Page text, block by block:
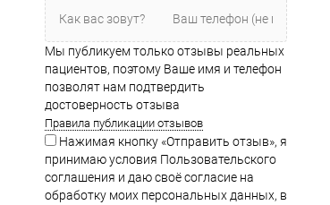
Мы публикуем только отзывы реальных
пациентов, поэтому Ваше имя и телефон
позволят нам подтвердить
достоверность отзыва
Правила публикации отзывов
Нажимая кнопку «Отправить отзыв», я
принимаю условия Пользовательского
соглашения и даю своё согласие на
обработку моих персональных данных, в